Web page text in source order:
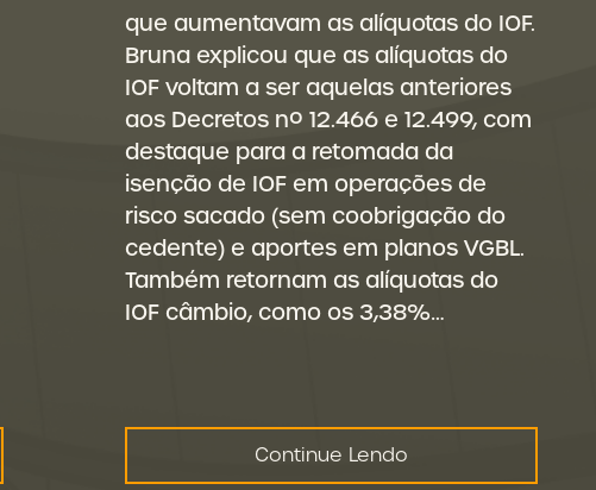
que aumentavam as alíquotas do IOF.
Bruna explicou que as alíquotas do
IOF voltam a ser aquelas anteriores
aos Decretos nº 12.466 e 12.499, com
destaque para a retomada da
isenção de IOF em operações de
risco sacado (sem coobrigação do
cedente) e aportes em planos VGBL.
Também retornam as alíquotas do
IOF câmbio, como os 3,38%…
Continue Lendo